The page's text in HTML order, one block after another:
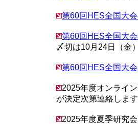
第60回HES全国大
第60回HES全国大
〆切は10月24日（金
第60回HES全国大
2025年度オンライ
が決定次第連絡しま
2025年度夏季研究